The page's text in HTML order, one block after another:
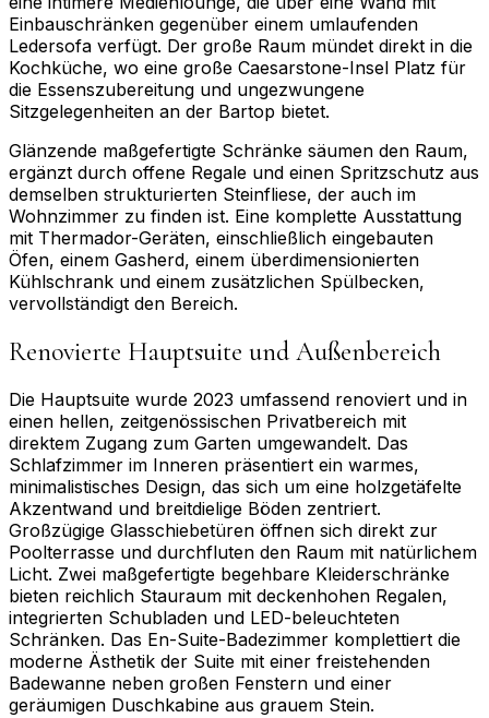
Einbauschränken gegenüber einem umlaufenden
Ledersofa verfügt. Der große Raum mündet direkt in die
Kochküche, wo eine große Caesarstone-Insel Platz für
die Essenszubereitung und ungezwungene
Sitzgelegenheiten an der Bartop bietet.
Glänzende maßgefertigte Schränke säumen den Raum,
ergänzt durch offene Regale und einen Spritzschutz aus
demselben strukturierten Steinfliese, der auch im
Wohnzimmer zu finden ist. Eine komplette Ausstattung
mit Thermador-Geräten, einschließlich eingebauten
Öfen, einem Gasherd, einem überdimensionierten
Kühlschrank und einem zusätzlichen Spülbecken,
vervollständigt den Bereich.
Renovierte Hauptsuite und Außenbereich
Die Hauptsuite wurde 2023 umfassend renoviert und in
einen hellen, zeitgenössischen Privatbereich mit
direktem Zugang zum Garten umgewandelt. Das
Schlafzimmer im Inneren präsentiert ein warmes,
minimalistisches Design, das sich um eine holzgetäfelte
Akzentwand und breitdielige Böden zentriert.
Großzügige Glasschiebetüren öffnen sich direkt zur
Poolterrasse und durchfluten den Raum mit natürlichem
Licht. Zwei maßgefertigte begehbare Kleiderschränke
bieten reichlich Stauraum mit deckenhohen Regalen,
integrierten Schubladen und LED-beleuchteten
Schränken. Das En-Suite-Badezimmer komplettiert die
moderne Ästhetik der Suite mit einer freistehenden
Badewanne neben großen Fenstern und einer
geräumigen Duschkabine aus grauem Stein.